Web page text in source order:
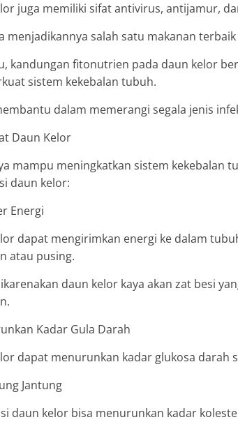
juga memiliki sifat antivirus, antijamur,
menjadikannya salah satu makanan
kandungan fitonutrien pada daun kelor
sistem kekebalan tubuh.
dalam memerangi segala jenis
Daun Kelor
mampu meningkatkan sistem kekebalan
daun kelor:
Energi
dapat mengirimkan energi ke dalam
atau pusing.
daun kelor kaya akan zat besi
Kadar Gula Darah
dapat menurunkan kadar glukosa darah
Jantung
daun kelor bisa menurunkan kadar